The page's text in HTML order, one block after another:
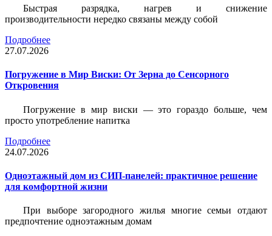
Быстрая разрядка, нагрев и снижение
производительности нередко связаны между собой
Подробнее
27.07.2026
Погружение в Мир Виски: От Зерна до Сенсорного
Откровения
Погружение в мир виски — это гораздо больше, чем
просто употребление напитка
Подробнее
24.07.2026
Одноэтажный дом из СИП-панелей: практичное решение
для комфортной жизни
При выборе загородного жилья многие семьи отдают
предпочтение одноэтажным домам